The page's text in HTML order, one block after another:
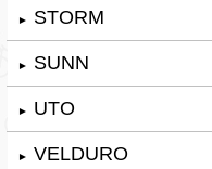
► STORM
► SUNN
► UTO
► VELDURO